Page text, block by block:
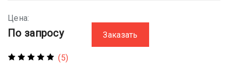
Цена:
По запросу Заказать
(5)